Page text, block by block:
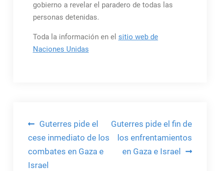
gobierno a revelar el paradero de todas las
personas detenidas.
Toda la información en el sitio web de
Naciones Unidas
Navegación
de
entradas
Guterres pide el
cese inmediato de los
combates en Gaza e
Israel
Guterres pide el fin de
los enfrentamientos
en Gaza e Israel